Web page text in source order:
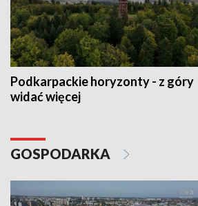
Podkarpackie horyzonty - z góry
widać więcej
GOSPODARKA